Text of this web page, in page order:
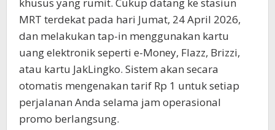
MRT terdekat pada hari Jumat, 24 April 2026,
dan melakukan tap-in menggunakan kartu
uang elektronik seperti e-Money, Flazz, Brizzi,
atau kartu JakLingko. Sistem akan secara
otomatis mengenakan tarif Rp 1 untuk setiap
perjalanan Anda selama jam operasional
promo berlangsung.